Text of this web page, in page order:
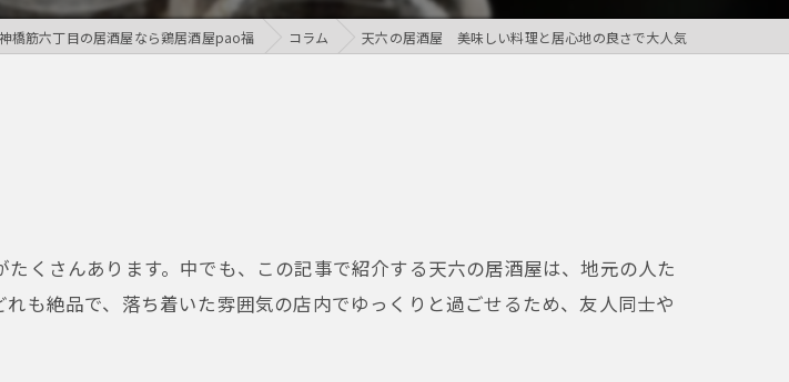
橋筋六丁目の居酒屋なら鶏居酒屋pao福 コラム 天六の居酒屋 美味しい料理と居心地の良さで大人気
くさんあります。中でも、この記事で紹介する天六の居酒屋は、地元の人た
も絶品で、落ち着いた雰囲気の店内でゆっくりと過ごせるため、友人同士や